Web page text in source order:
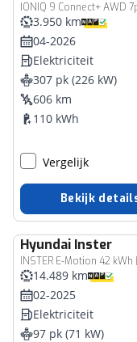
IONIQ 9 Connect+ AWD
3.950 km
04-2026
Elektriciteit
307 pk (226 kW)
606 km
110 kWh
Vergelijk
Bekijk
Hyundai Inster
14.489 km
02-2025
Elektriciteit
97 pk (71 kW)